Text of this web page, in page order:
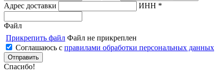
Адрес доставки
ИНН *
Файл
Прикрепить файл Файл не прикреплен
Соглашаюсь с правилами обработки персональных данных
Спасибо!